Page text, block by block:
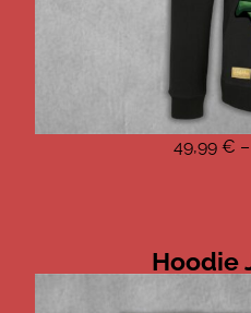
49,99 € –
Hoodie